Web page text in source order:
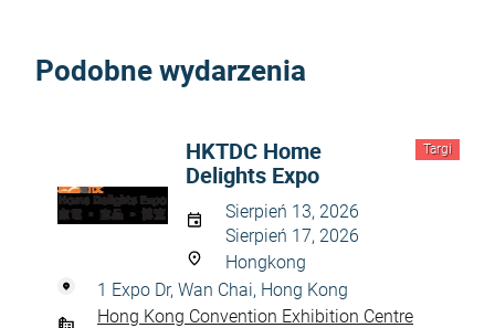
Podobne wydarzenia
Targi
HKTDC Home
Delights Expo
Sierpień 13, 2026
Sierpień 17, 2026
Hongkong
1 Expo Dr, Wan Chai, Hong Kong
Hong Kong Convention Exhibition Centre